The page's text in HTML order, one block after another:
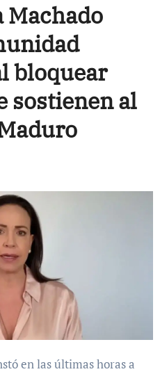
Machado
bloquear
sostienen al